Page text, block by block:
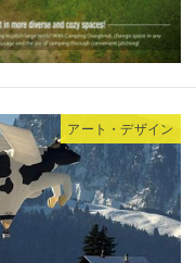
アート・デザイン